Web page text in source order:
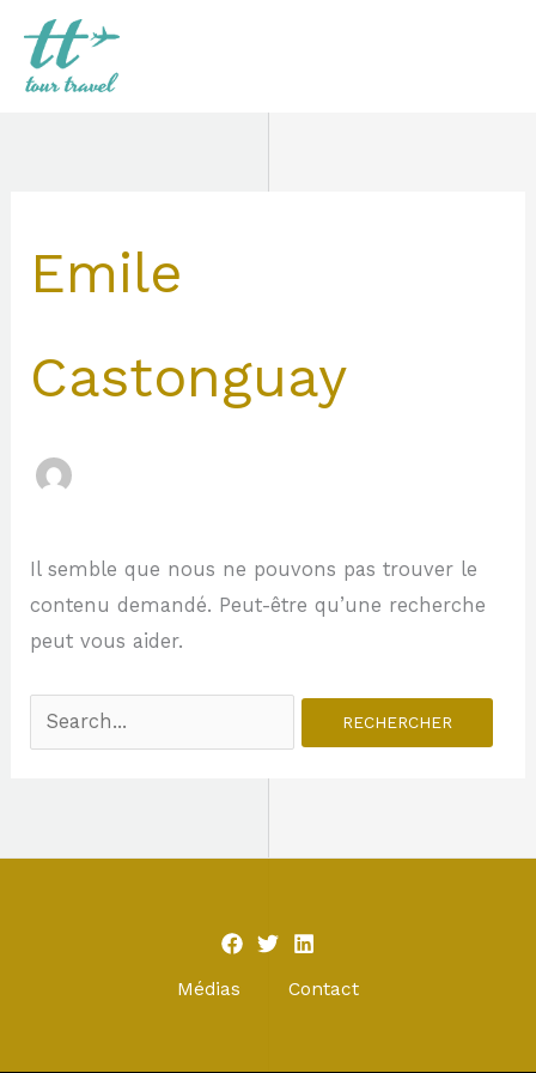
contenu
Emile
Castonguay
Il semble que nous ne pouvons pas trouver le
contenu demandé. Peut-être qu’une recherche
peut vous aider.
Médias Contact